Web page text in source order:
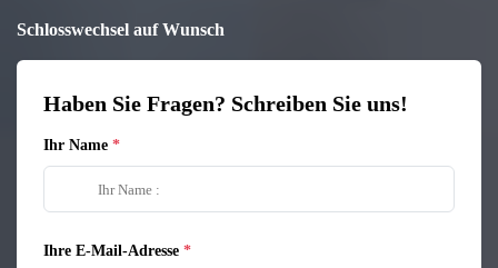
Schlosswechsel auf Wunsch
Haben Sie Fragen? Schreiben Sie uns!
Ihr Name
Ihre E-Mail-Adresse